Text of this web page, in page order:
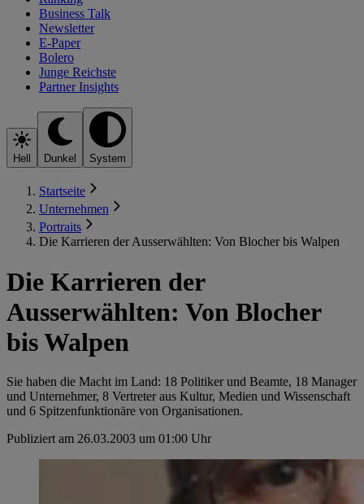
Business Talk
Newsletter
E-Paper
Bolero
Junge Reichste
Partner Insights
Hell Dunkel System
Startseite
Unternehmen
Portraits
Die Karrieren der Ausserwählten: Von Blocher bis Walpen
Die Karrieren der
Ausserwählten: Von Blocher
bis Walpen
Sie haben die Macht im Land: 18 Politiker und Beamte, 18 Manager
und Unternehmer, 8 Vertreter aus Kultur, Medien und Wissenschaft
und 6 Spitzenfunktionäre von Organisationen.
Publiziert am 26.03.2003 um 01:00 Uhr